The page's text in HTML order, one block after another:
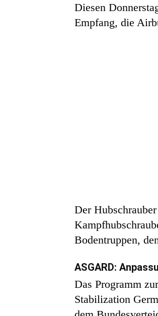
Diesen
Empfang, die
Der
Bodentruppen,
ASGARD:
Das Programm
Stabilization